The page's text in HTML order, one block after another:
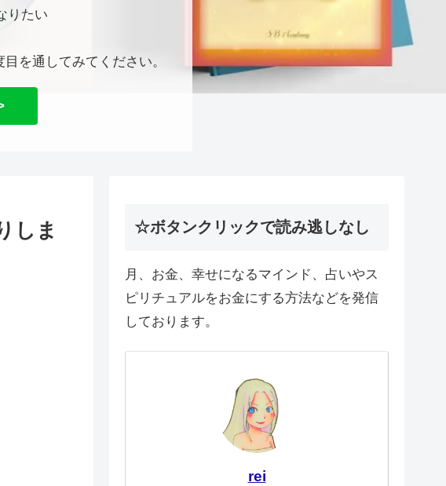
りたい
を通してみてください。
しま
☆ボタンクリックで読み逃しなし
月、お金、幸せになるマインド、占いやス
ピリチュアルをお金にする方法などを発信
しております。
rei